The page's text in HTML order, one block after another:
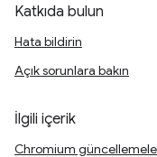
Katkıda bulun
Hata bildirin
Açık sorunlara bakın
İlgili içerik
Chromium